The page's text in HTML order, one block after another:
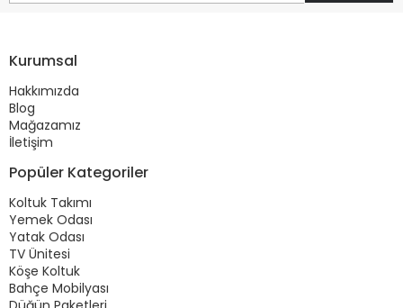
Kurumsal
Hakkımızda
Blog
Mağazamız
İletişim
Popüler Kategoriler
Koltuk Takımı
Yemek Odası
Yatak Odası
TV Ünitesi
Köşe Koltuk
Bahçe Mobilyası